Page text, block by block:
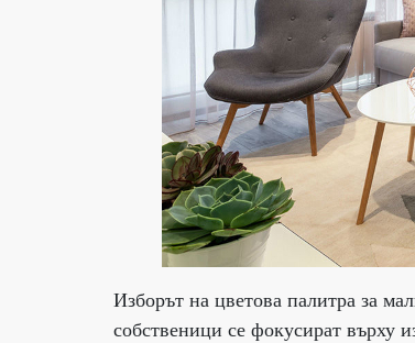
Изборът на цветова палитра за
собственици се фокусират върху